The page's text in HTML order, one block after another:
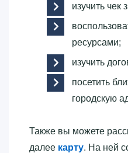
изучить чек
ресурсами;
изучить
посетить
городскую
Также вы можете
далее карту. На ней